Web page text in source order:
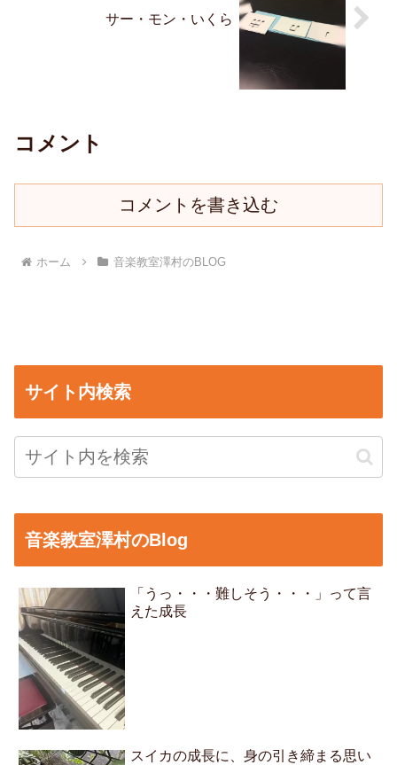
サー・モン・いくら
コメント
コメントを書き込む
ホーム 音楽教室澤村のBLOG
サイト内検索
音楽教室澤村のBlog
「うっ・・・難しそう・・・」って言
えた成長
スイカの成長に、身の引き締まる思い